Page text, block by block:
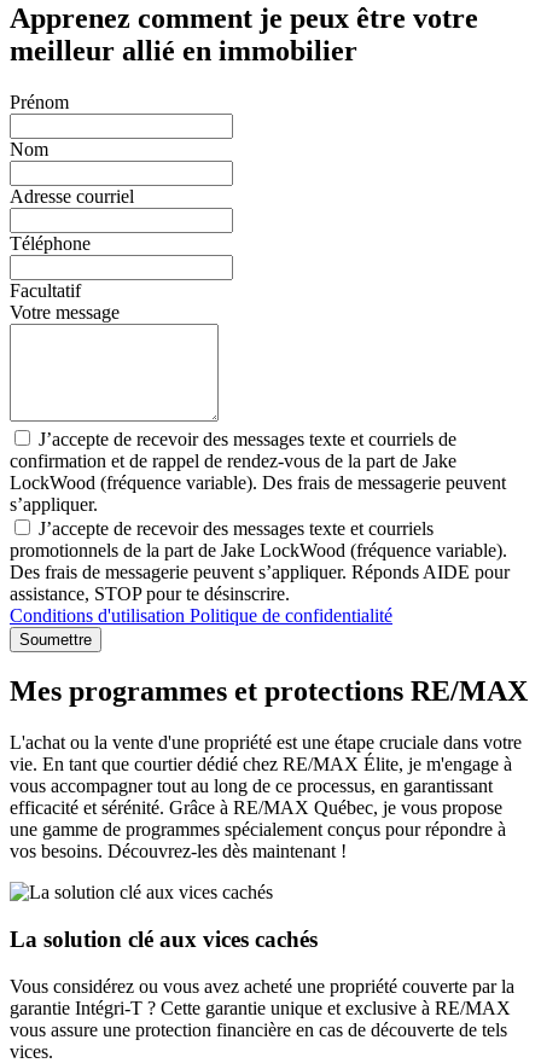
Apprenez comment je peux être votre
meilleur allié en immobilier
Prénom
Nom
Adresse courriel
Téléphone
Facultatif
Votre message
J’accepte de recevoir des messages texte et courriels de
confirmation et de rappel de rendez-vous de la part de Jake
LockWood (fréquence variable). Des frais de messagerie peuvent
s’appliquer.
J’accepte de recevoir des messages texte et courriels
promotionnels de la part de Jake LockWood (fréquence variable).
Des frais de messagerie peuvent s’appliquer. Réponds AIDE pour
assistance, STOP pour te désinscrire.
Conditions d'utilisation Politique de confidentialité
Soumettre
Mes programmes et protections RE/MAX
L'achat ou la vente d'une propriété est une étape cruciale dans votre
vie. En tant que courtier dédié chez RE/MAX Élite, je m'engage à
vous accompagner tout au long de ce processus, en garantissant
efficacité et sérénité. Grâce à RE/MAX Québec, je vous propose
une gamme de programmes spécialement conçus pour répondre à
vos besoins. Découvrez-les dès maintenant !
La solution clé aux vices cachés
Vous considérez ou vous avez acheté une propriété couverte par la
garantie Intégri-T ? Cette garantie unique et exclusive à RE/MAX
vous assure une protection financière en cas de découverte de tels
vices.